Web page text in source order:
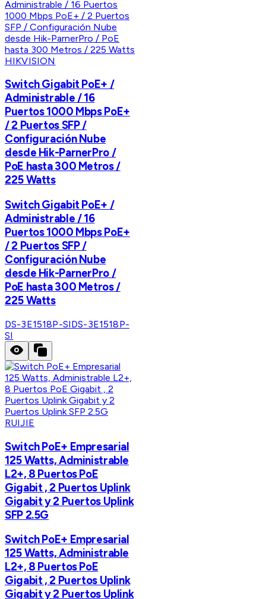
HIKVISION
Switch Gigabit PoE+ /
Administrable / 16
Puertos 1000 Mbps PoE+
/ 2 Puertos SFP /
Configuración Nube
desde Hik-ParnerPro /
PoE hasta 300 Metros /
225 Watts
Switch Gigabit PoE+ /
Administrable / 16
Puertos 1000 Mbps PoE+
/ 2 Puertos SFP /
Configuración Nube
desde Hik-ParnerPro /
PoE hasta 300 Metros /
225 Watts
DS-3E1518P-SIDS-3E1518P-
SI
RUIJIE
Switch PoE+ Empresarial
125 Watts, Administrable
L2+, 8 Puertos PoE
Gigabit , 2 Puertos Uplink
Gigabit y 2 Puertos Uplink
SFP 2.5G
Switch PoE+ Empresarial
125 Watts, Administrable
L2+, 8 Puertos PoE
Gigabit , 2 Puertos Uplink
Gigabit y 2 Puertos Uplink